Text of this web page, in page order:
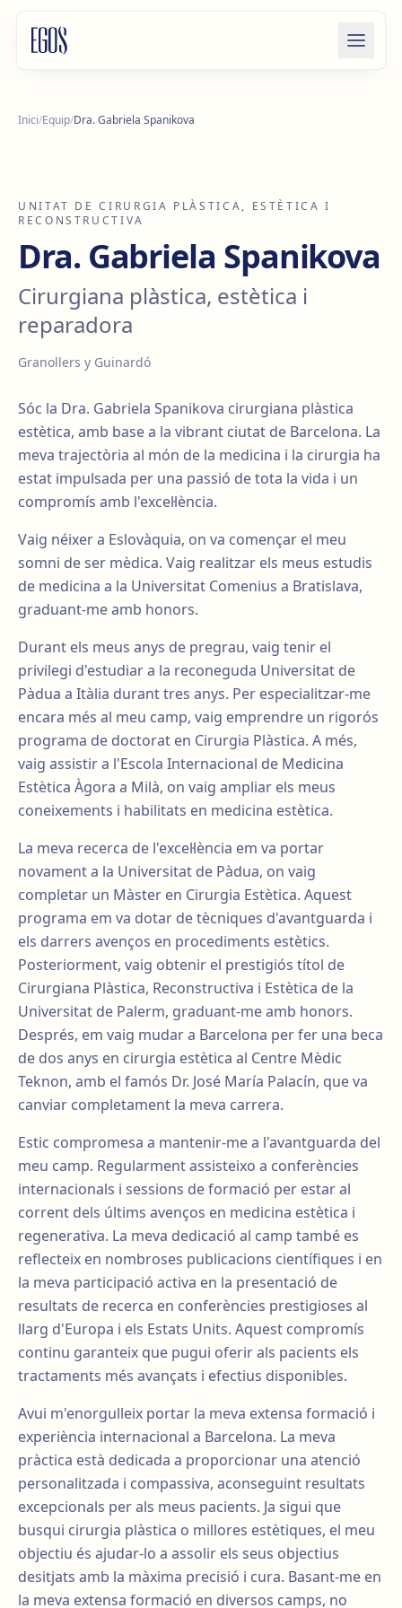
Inici/Equip/Dra. Gabriela Spanikova
UNITAT DE CIRURGIA PLÀSTICA, ESTÈTICA I
RECONSTRUCTIVA
Dra. Gabriela Spanikova
Cirurgiana plàstica, estètica i
reparadora
Granollers y Guinardó
Sóc la Dra. Gabriela Spanikova cirurgiana plàstica
estètica, amb base a la vibrant ciutat de Barcelona. La
meva trajectòria al món de la medicina i la cirurgia ha
estat impulsada per una passió de tota la vida i un
compromís amb l'excel·lència.
Vaig néixer a Eslovàquia, on va començar el meu
somni de ser mèdica. Vaig realitzar els meus estudis
de medicina a la Universitat Comenius a Bratislava,
graduant-me amb honors.
Durant els meus anys de pregrau, vaig tenir el
privilegi d'estudiar a la reconeguda Universitat de
Pàdua a Itàlia durant tres anys. Per especialitzar-me
encara més al meu camp, vaig emprendre un rigorós
programa de doctorat en Cirurgia Plàstica. A més,
vaig assistir a l'Escola Internacional de Medicina
Estètica Àgora a Milà, on vaig ampliar els meus
coneixements i habilitats en medicina estètica.
La meva recerca de l'excel·lència em va portar
novament a la Universitat de Pàdua, on vaig
completar un Màster en Cirurgia Estètica. Aquest
programa em va dotar de tècniques d'avantguarda i
els darrers avenços en procediments estètics.
Posteriorment, vaig obtenir el prestigiós títol de
Cirurgiana Plàstica, Reconstructiva i Estètica de la
Universitat de Palerm, graduant-me amb honors.
Després, em vaig mudar a Barcelona per fer una beca
de dos anys en cirurgia estètica al Centre Mèdic
Teknon, amb el famós Dr. José María Palacín, que va
canviar completament la meva carrera.
Estic compromesa a mantenir-me a l'avantguarda del
meu camp. Regularment assisteixo a conferències
internacionals i sessions de formació per estar al
corrent dels últims avenços en medicina estètica i
regenerativa. La meva dedicació al camp també es
reflecteix en nombroses publicacions científiques i en
la meva participació activa en la presentació de
resultats de recerca en conferències prestigioses al
llarg d'Europa i els Estats Units. Aquest compromís
continu garanteix que pugui oferir als pacients els
tractaments més avançats i efectius disponibles.
Avui m'enorgulleix portar la meva extensa formació i
experiència internacional a Barcelona. La meva
pràctica està dedicada a proporcionar una atenció
personalitzada i compassiva, aconseguint resultats
excepcionals per als meus pacients. Ja sigui que
busqui cirurgia plàstica o millores estètiques, el meu
objectiu és ajudar-lo a assolir els seus objectius
desitjats amb la màxima precisió i cura. Basant-me en
la meva extensa formació en diversos camps, no